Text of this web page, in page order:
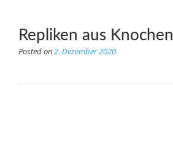
Repliken aus Knochen
Posted on2. Dezember 2020